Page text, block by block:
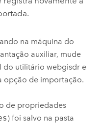
na máquina do
auxiliar, mude
do utilitário webgisdr e
opção de importação.
de propriedades
) foi salvo na pasta